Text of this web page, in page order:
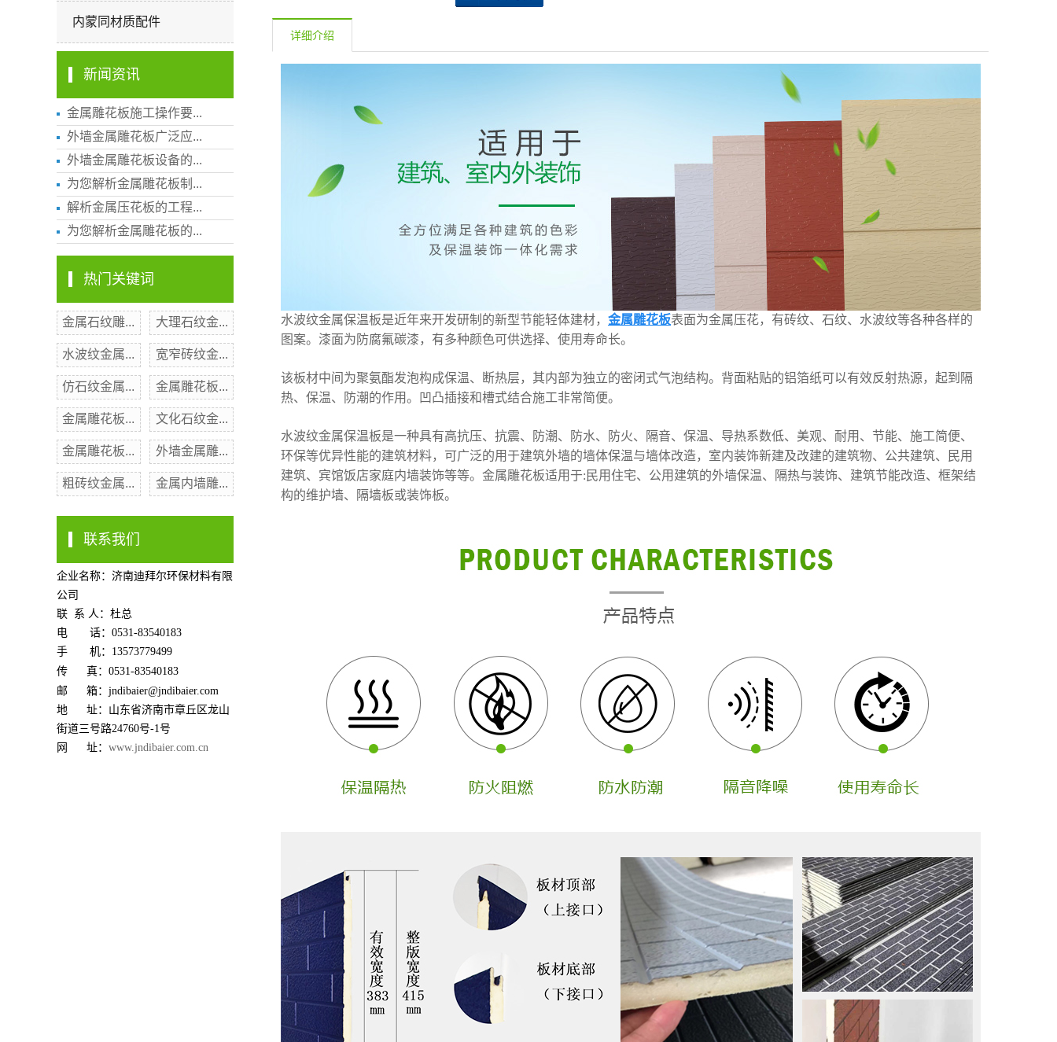
内蒙同材质配件
新闻资讯
金属雕花板施工操作要...
外墙金属雕花板广泛应...
外墙金属雕花板设备的...
为您解析金属雕花板制...
解析金属压花板的工程...
为您解析金属雕花板的...
热门关键词
金属石纹雕... 大理石纹金...
水波纹金属... 宽窄砖纹金...
仿石纹金属... 金属雕花板...
金属雕花板... 文化石纹金...
金属雕花板... 外墙金属雕...
粗砖纹金属... 金属内墙雕...
联系我们
企业名称：济南迪拜尔环保材料有限
公司
联 系 人：杜总
电 话：0531-83540183
手 机：13573779499
传 真：0531-83540183
邮 箱：jndibaier@jndibaier.com
地 址：山东省济南市章丘区龙山
街道三号路24760号-1号
网 址： www.jndibaier.com.cn
详细介绍
水波纹金属保温板是近年来开发研制的新型节能轻体建材， 金属雕花板表面为金属压花，有砖纹、石纹、水波纹等各种各样的
图案。漆面为防腐氟碳漆，有多种颜色可供选择、使用寿命长。
该板材中间为聚氨酯发泡构成保温、断热层，其内部为独立的密闭式气泡结构。背面粘贴的铝箔纸可以有效反射热源，起到隔
热、保温、防潮的作用。凹凸插接和槽式结合施工非常简便。
水波纹金属保温板是一种具有高抗压、抗震、防潮、防水、防火、隔音、保温、导热系数低、美观、耐用、节能、施工简便、
环保等优异性能的建筑材料，可广泛的用于建筑外墙的墙体保温与墙体改造，室内装饰新建及改建的建筑物、公共建筑、民用
建筑、宾馆饭店家庭内墙装饰等等。金属雕花板适用于:民用住宅、公用建筑的外墙保温、隔热与装饰、建筑节能改造、框架结
构的维护墙、隔墙板或装饰板。